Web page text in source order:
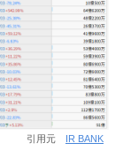
引用元 IR BANK